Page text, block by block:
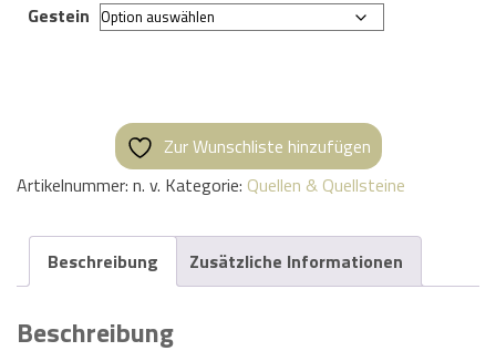
Gestein
Zur Wunschliste hinzufügen
Artikelnummer: n. v. Kategorie: Quellen & Quellsteine
Beschreibung Zusätzliche Informationen
Beschreibung